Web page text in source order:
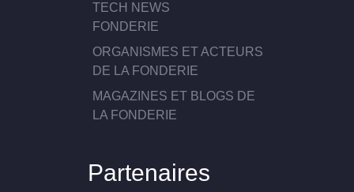
TECH NEWS
FONDERIE
ORGANISMES ET ACTEURS
DE LA FONDERIE
MAGAZINES ET BLOGS DE
LA FONDERIE
Partenaires